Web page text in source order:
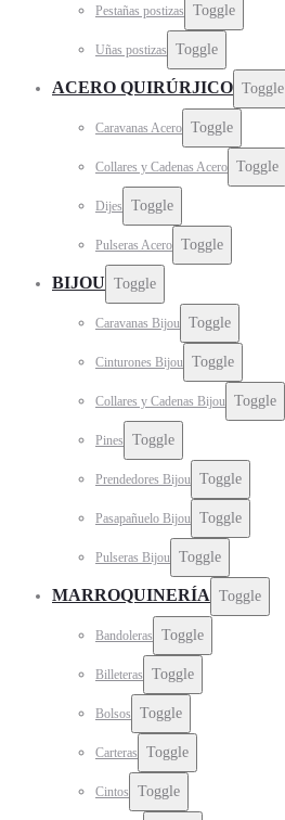
Pestañas postizas Toggle
Uñas postizas Toggle
ACERO QUIRÚRJICO Toggle
Caravanas Acero Toggle
Collares y Cadenas Acero Toggle
Dijes Toggle
Pulseras Acero Toggle
BIJOU Toggle
Caravanas Bijou Toggle
Cinturones Bijou Toggle
Collares y Cadenas Bijou Toggle
Pines Toggle
Prendedores Bijou Toggle
Pasapañuelo Bijou Toggle
Pulseras Bijou Toggle
MARROQUINERÍA Toggle
Bandoleras Toggle
Billeteras Toggle
Bolsos Toggle
Carteras Toggle
Cintos Toggle